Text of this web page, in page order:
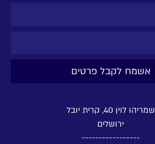
שמריהו לוין 40, קרית יובל
ירושלים
-----------------